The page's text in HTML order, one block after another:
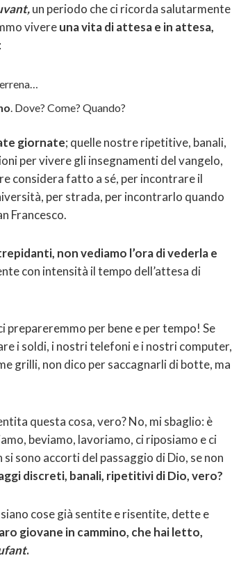
un periodo che ci ricorda salutarmente
vivereuna vita di attesa e in attesa,
:
. Dove? Come? Quando?
giornate; quelle nostre ripetitive, banali,
per vivere gli insegnamenti del vangelo,
considera fatto a sé, per incontrare il
per strada, per incontrarlo quando
Francesco.
non vediamo l’ora di vederla e
con intensità il tempo dell’attesa di
prepareremmo per bene e per tempo! Se
i soldi, i nostri telefoni e i nostri computer,
grilli, non dico per saccagnarli di botte, ma
questa cosa, vero? No, mi sbaglio: è
beviamo, lavoriamo, ci riposiamo e ci
sono accorti del passaggio di Dio, se non
discreti, banali, ripetitivi di Dio, vero?
cose già sentite e risentite, dette e
giovane in cammino, che hai letto,
.